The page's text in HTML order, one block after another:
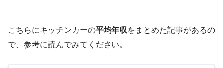
こちらにキッチンカーの平均年収 をまとめた記事があるの
で、参考に読んでみてください。